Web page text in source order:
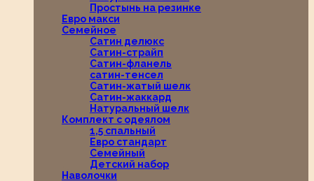
Простынь на резинке
Евро макси
Семейное
Сатин делюкс
Сатин-страйп
Сатин-фланель
сатин-тенсел
Сатин-жатый шелк
Сатин-жаккард
Натуральный шелк
Комплект с одеялом
1,5 спальный
Евро стандарт
Семейный
Детский набор
Наволочки